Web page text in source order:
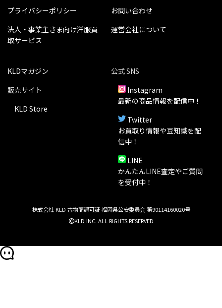
プライバシーポリシー
法人・事業主さま向け洋服買
取サービス
お問い合わせ
運営会社について
KLDマガジン
販売サイト
KLD Store
公式 SNS
Instagram
最新の商品情報を配信中！
Twitter
お買取り情報や豆知識を配
信中！
LINE
かんたんLINE査定やご質問
を受付中！
株式会社 KLD 古物商認可証 福岡県公安委員会 第90114160020号
KLD INC. ALL RIGHTS RESERVED